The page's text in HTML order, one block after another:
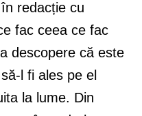
redacție cu
fac ceea ce fac
descopere că este
l fi ales pe el
la lume. Din